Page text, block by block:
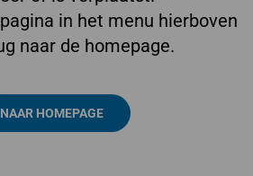
in het menu hierboven
naar de homepage.
NAAR HOMEPAGE